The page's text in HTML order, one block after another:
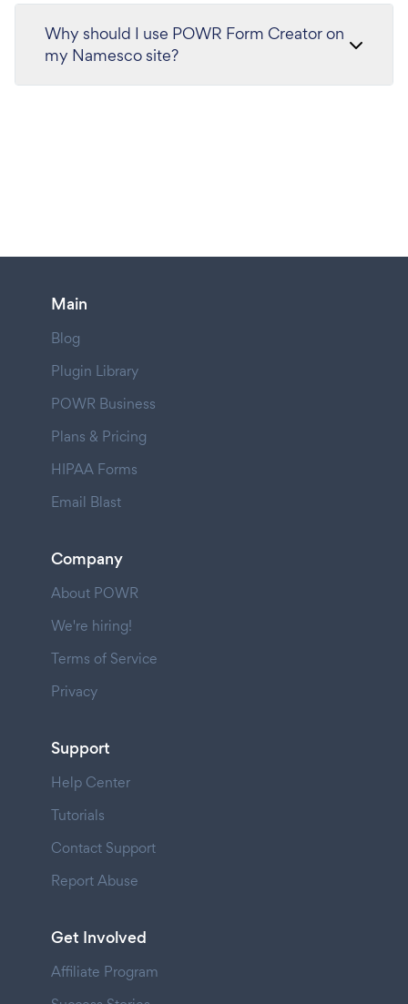
Why should I use POWR Form Creator on
my Namesco site?
Main
Blog
Plugin Library
POWR Business
Plans & Pricing
HIPAA Forms
Email Blast
Company
About POWR
We're hiring!
Terms of Service
Privacy
Support
Help Center
Tutorials
Contact Support
Report Abuse
Get Involved
Affiliate Program